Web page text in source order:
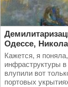
Одессе,
Кажется, я
инфраструктуры
влупили вот
портовых